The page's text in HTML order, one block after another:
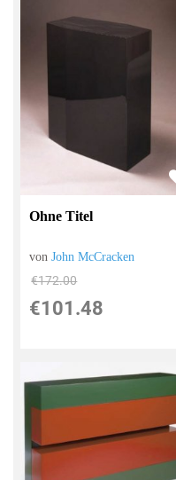
Ohne Titel
vonJohn McCracken
€172.00
€101.48